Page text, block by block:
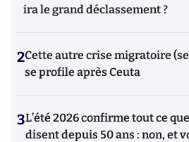
ira le grand déclassement ?
2Cette autre crise migratoire
se profile après Ceuta
3L’été 2026 confirme tout ce
disent depuis 50 ans : non, et